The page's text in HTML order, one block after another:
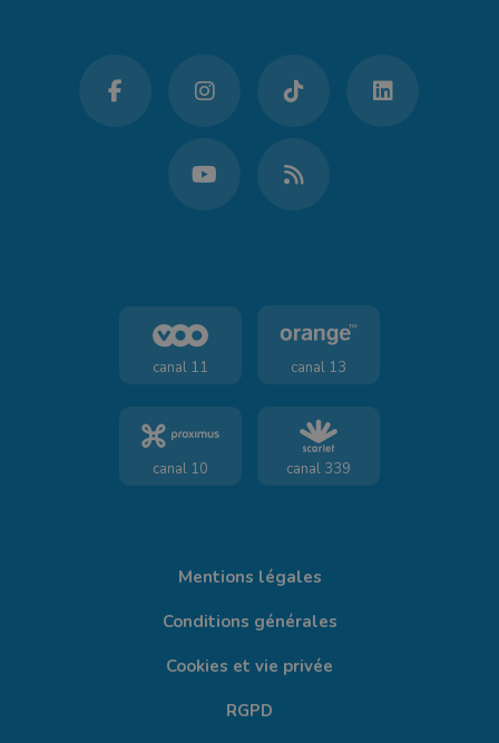
canal 11 canal 13
canal 10 canal 339
Mentions légales
Conditions générales
Cookies et vie privée
RGPD